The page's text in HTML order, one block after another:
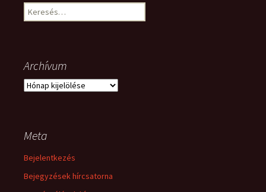
Keresés:
Archívum
Archívum
Meta
Bejelentkezés
Bejegyzések hírcsatorna